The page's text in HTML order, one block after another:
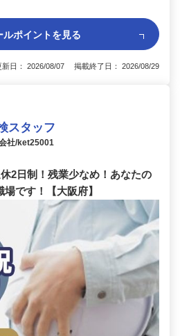
ルポイントを見る
新日： 2026/08/07 掲載終了日： 2026/08/29
スタッフ
社/ket25001
2日制！残業少なめ！あなたの
です！【大阪府】